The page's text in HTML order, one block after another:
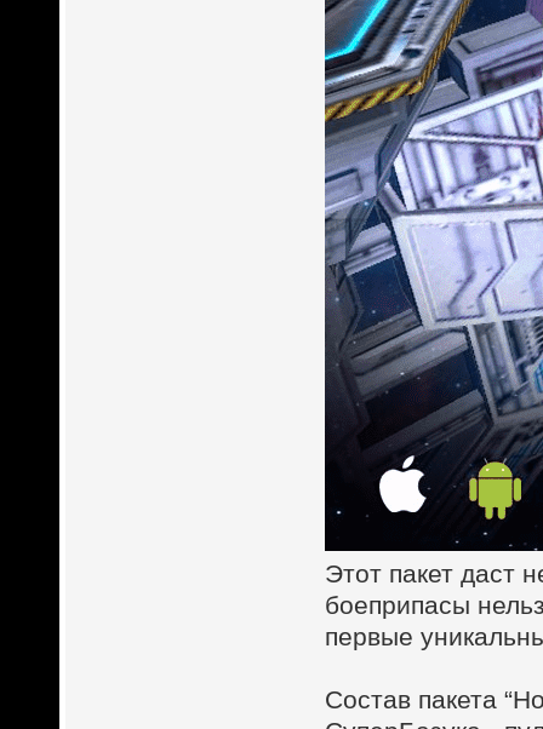
Этот пакет даст
боеприпасы
первые
Состав пакета